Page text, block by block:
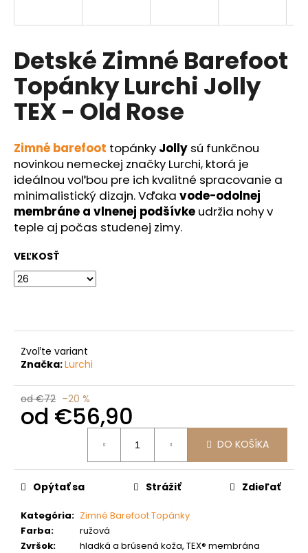
Detské Zimné Barefoot
Topánky Lurchi Jolly
TEX - Old Rose
Zimné barefoot topánky Jolly sú funkčnou
novinkou nemeckej značky Lurchi, ktorá je
ideálnou voľbou pre ich kvalitné spracovanie a
minimalistický dizajn. Vďaka vode-odolnej
membráne a vlnenej podšívke udržia nohy v
teple aj počas studenej zimy.
VEĽKOSŤ
Zvoľte variant
Značka:Lurchi
od €72 –20 %
od €56,90
DO KOŠÍKA
Kategória: Zimné Barefoot Topánky
Farba:
ružová
Zvršok:
hladká a brúsená koža, TEX® membrána
Opýtať sa Strážiť Zdieľať
s
ť
?
HĽADAŤ
O
d
p
o
r
a
e